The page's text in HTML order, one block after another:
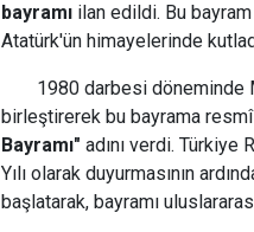
bayramı ilan edildi. Bu
Atatürk'ün himayelerinde
1980 darbesi döneminde
birleştirerek bu bayrama
Bayramı" adını verdi. Türkiye
Yılı olarak duyurmasının
başlatarak, bayramı